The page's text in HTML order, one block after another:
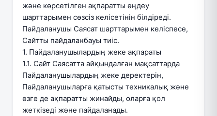
және көрсетілген ақпаратты өңдеу
шарттарымен сөзсіз келісетінін білдіреді.
Пайдаланушы Саясат шарттарымен келіспесе,
Сайтты пайдаланбауы тиіс.
1. Пайдаланушылардың жеке ақпараты
1.1. Сайт Саясатта айқындалған мақсаттарда
Пайдаланушылардың жеке деректерін,
Пайдаланушыларға қатысты техникалық және
өзге де ақпаратты жинайды, оларға қол
жеткізеді және пайдаланады.